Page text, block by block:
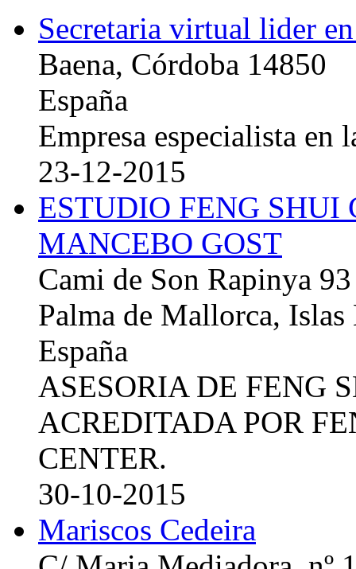
Secretaria virtual lider
Baena, Córdoba 14850
España
Empresa especialista en
23-12-2015
ESTUDIO FENG
MANCEBO GOST
Cami de Son Rapinya 93
Palma de Mallorca, Islas
España
ASESORIA DE FENG
ACREDITADA POR
CENTER.
30-10-2015
Mariscos Cedeira